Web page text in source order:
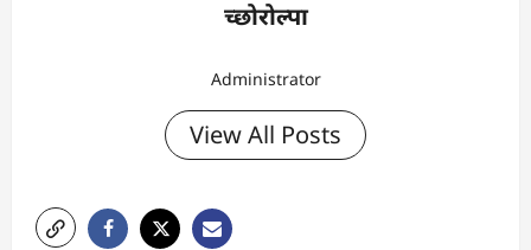
च्छोरोल्पा
Administrator
View All Posts